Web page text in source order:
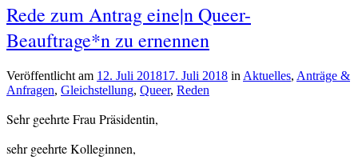
Rede zum Antrag eine|n Queer-
Beauftrage*n zu ernennen
Veröffentlicht am 12. Juli 201817. Juli 2018 von
in Aktuelles, Anträge &
Anfragen, Gleichstellung, Queer, Reden
Sehr geehrte Frau Präsidentin,
sehr geehrte Kolleginnen,